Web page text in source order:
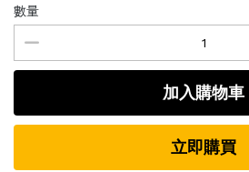
數量
加入購物車
立即購買